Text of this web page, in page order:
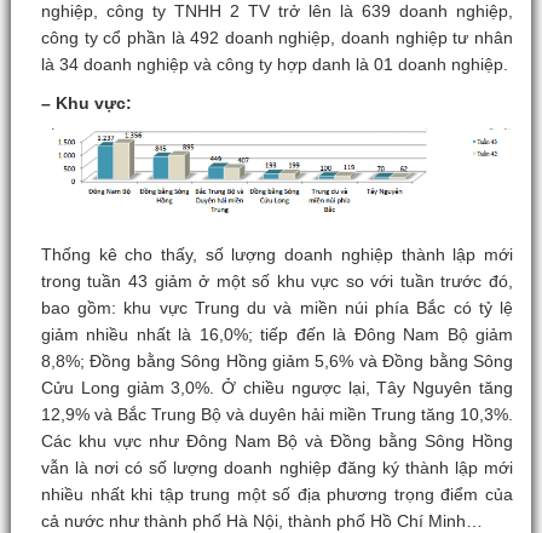
nghiệp, công ty TNHH 2 TV trở lên là 639 doanh nghiệp,
công ty cổ phần là 492 doanh nghiệp, doanh nghiệp tư nhân
là 34 doanh nghiệp và công ty hợp danh là 01 doanh nghiệp.
– Khu vực:
Thống kê cho thấy, số lượng doanh nghiệp thành lập mới
trong tuần 43 giảm ở một số khu vực so với tuần trước đó,
bao gồm: khu vực Trung du và miền núi phía Bắc có tỷ lệ
giảm nhiều nhất là 16,0%; tiếp đến là Đông Nam Bộ giảm
8,8%; Đồng bằng Sông Hồng giảm 5,6% và Đồng bằng Sông
Cửu Long giảm 3,0%. Ở chiều ngược lại, Tây Nguyên tăng
12,9% và Bắc Trung Bộ và duyên hải miền Trung tăng 10,3%.
Các khu vực như Đông Nam Bộ và Đồng bằng Sông Hồng
vẫn là nơi có số lượng doanh nghiệp đăng ký thành lập mới
nhiều nhất khi tập trung một số địa phương trọng điểm của
cả nước như thành phố Hà Nội, thành phố Hồ Chí Minh…